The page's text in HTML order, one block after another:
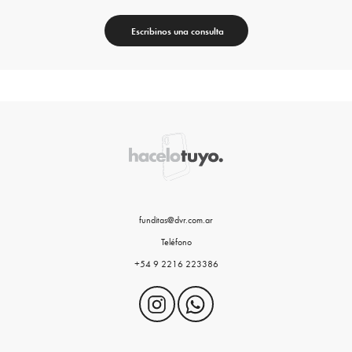
Escribinos una consulta
funditas@dvr.com.ar
Teléfono
+54 9 2216 223386